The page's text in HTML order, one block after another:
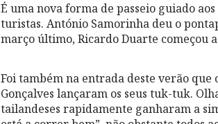
É uma nova forma de passeio guiado
turistas. António Samorinha deu o
março último, Ricardo Duarte começou
Foi também na entrada deste verão que
Gonçalves lançaram os seus tuk-tuk.
tailandeses rapidamente ganharam a